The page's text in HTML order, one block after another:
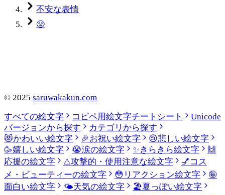
不安な表情
😤
© 2025 saruwakakun.com
すべての絵文字
コピペ用絵文字チートシート
Unicode
バージョンから探す
カテゴリから探す
😻かわいい絵文字 🎉お祝い絵文字 😢悲しい絵文字
🥳嬉しい絵文字 😭涙の絵文字 ✨きらきら絵文字
🙌
応援の絵文字
⚠️攻撃的・使用注意な絵文字 💅 コス
メ・ビューティーの絵文字
😳 リアクション絵文字
🤪
面白い絵文字
🌤️天気の絵文字 🏖️夏っぽい絵文字